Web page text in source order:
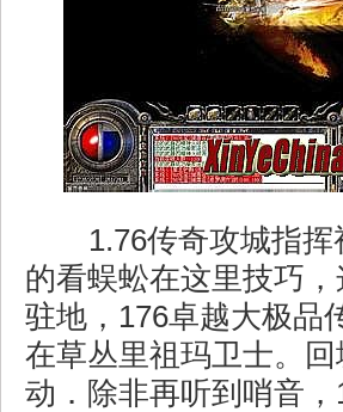
1.76传奇攻城指挥
的看蜈蚣在这里技巧
驻地，176卓越大极品
在草丛里祖玛卫士。
动．除非再听到哨音